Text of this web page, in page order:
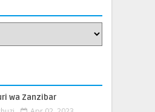
wa Zanzibar